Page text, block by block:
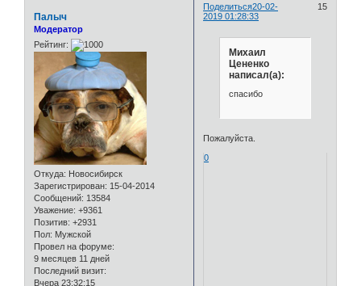
Поделиться 15
20-02-
2019 01:28:33
Палыч
Модератор
Рейтинг:
Откуда: Новосибирск
Зарегистрирован: 15-04-2014
Сообщений: 13584
Уважение: +9361
Позитив: +2931
Пол: Мужской
Провел на форуме:
9 месяцев 11 дней
Последний визит:
Вчера 23:32:15
Михаил
Цененко
написал(а):
спасибо
Пожалуйста.
0